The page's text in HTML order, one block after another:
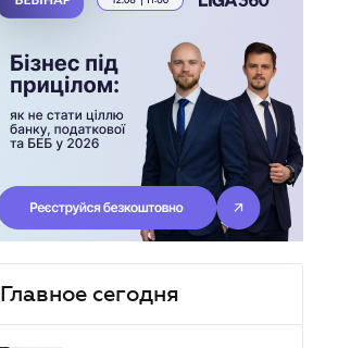
Главное сегодня